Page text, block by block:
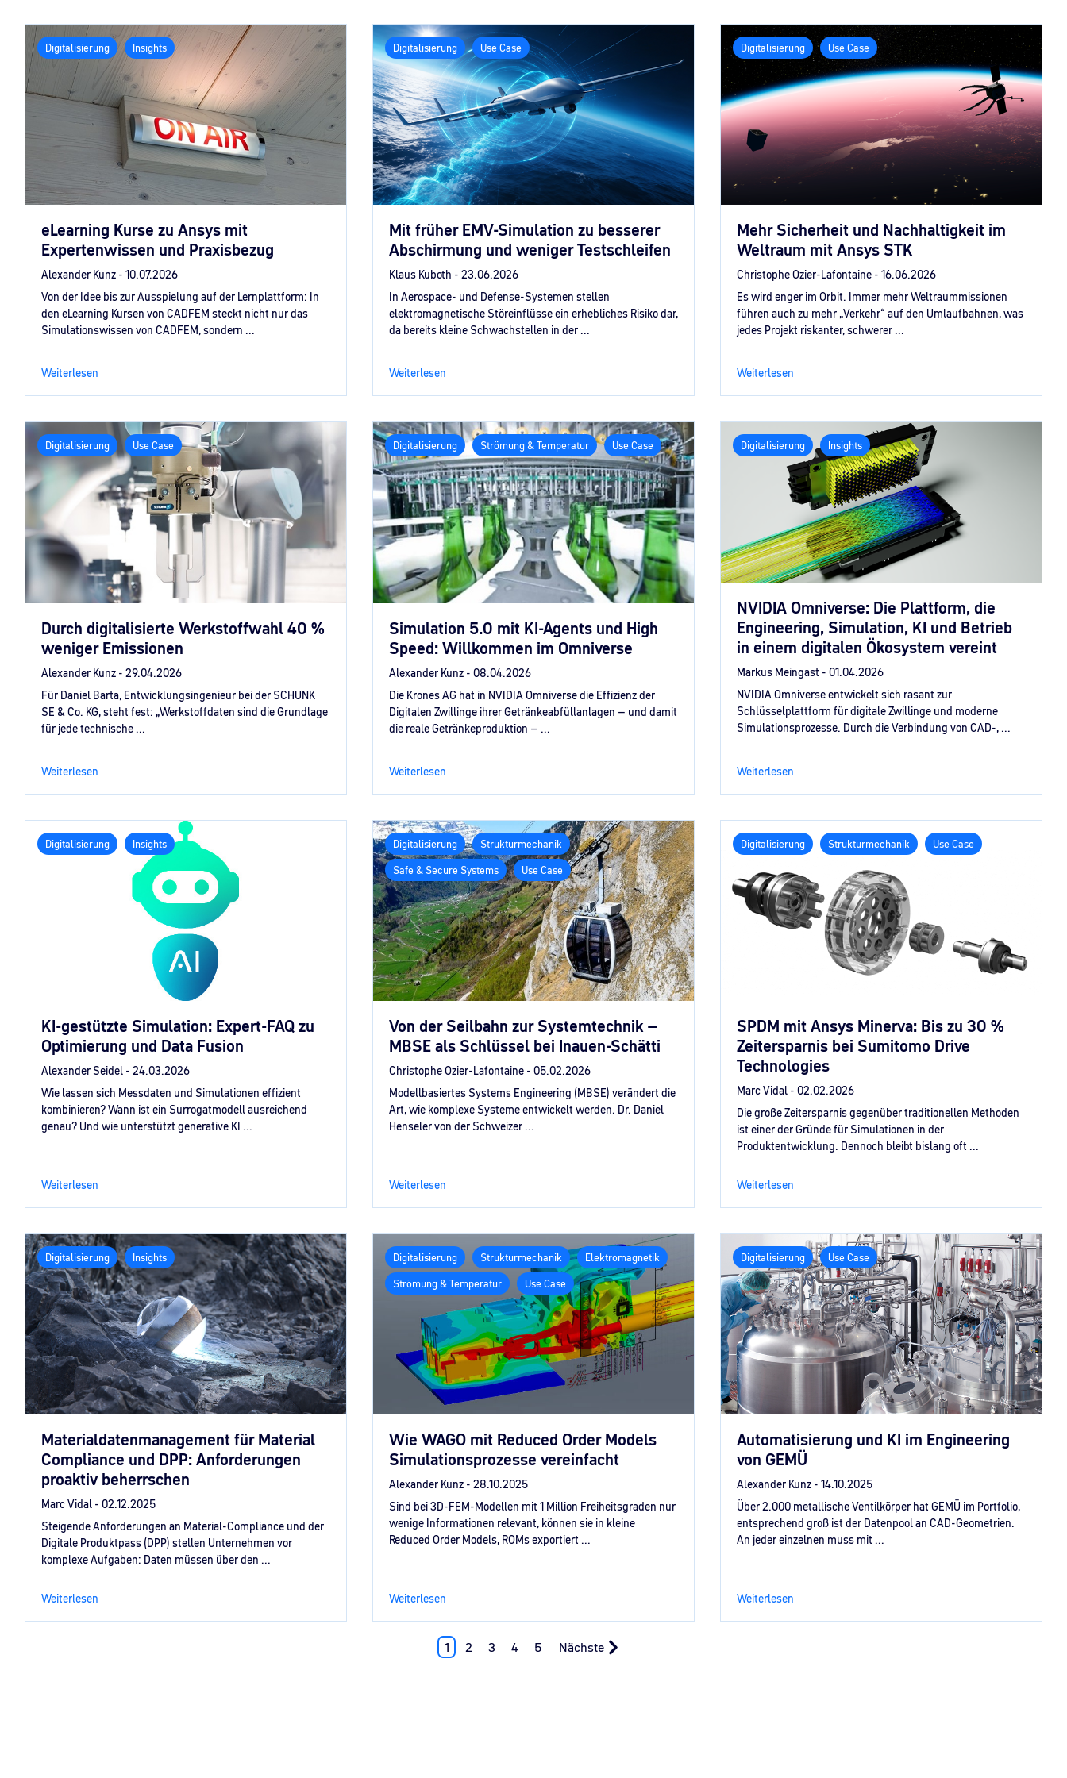
Digitalisierung Insights
eLearning Kurse zu Ansys mit
Expertenwissen und Praxisbezug
Alexander Kunz - 10.07.2026
Von der Idee bis zur Ausspielung auf der Lernplattform: In
den eLearning Kursen von CADFEM steckt nicht nur das
Simulationswissen von CADFEM, sondern ...
Weiterlesen
Digitalisierung Use Case
Mit früher EMV-Simulation zu besserer
Abschirmung und weniger Testschleifen
Klaus Kuboth - 23.06.2026
In Aerospace- und Defense-Systemen stellen
elektromagnetische Störeinflüsse ein erhebliches Risiko dar,
da bereits kleine Schwachstellen in der ...
Weiterlesen
Digitalisierung Use Case
Mehr Sicherheit und Nachhaltigkeit im
Weltraum mit Ansys STK
Christophe Ozier-Lafontaine - 16.06.2026
Es wird enger im Orbit. Immer mehr Weltraummissionen
führen auch zu mehr „Verkehr“ auf den Umlaufbahnen, was
jedes Projekt riskanter, schwerer ...
Weiterlesen
Digitalisierung Use Case
Durch digitalisierte Werkstoffwahl 40 %
weniger Emissionen
Alexander Kunz - 29.04.2026
Für Daniel Barta, Entwicklungsingenieur bei der SCHUNK
SE & Co. KG, steht fest: „Werkstoffdaten sind die Grundlage
für jede technische ...
Weiterlesen
Digitalisierung Strömung & Temperatur Use Case
Simulation 5.0 mit KI-Agents und High
Speed: Willkommen im Omniverse
Alexander Kunz - 08.04.2026
Die Krones AG hat in NVIDIA Omniverse die Effizienz der
Digitalen Zwillinge ihrer Getränkeabfüllanlagen – und damit
die reale Getränkeproduktion – ...
Weiterlesen
Digitalisierung Insights
NVIDIA Omniverse: Die Plattform, die
Engineering, Simulation, KI und Betrieb
in einem digitalen Ökosystem vereint
Markus Meingast - 01.04.2026
NVIDIA Omniverse entwickelt sich rasant zur
Schlüsselplattform für digitale Zwillinge und moderne
Simulationsprozesse. Durch die Verbindung von CAD-, ...
Weiterlesen
Digitalisierung Insights
KI‑gestützte Simulation: Expert‑FAQ zu
Optimierung und Data Fusion
Alexander Seidel - 24.03.2026
Wie lassen sich Messdaten und Simulationen effizient
kombinieren? Wann ist ein Surrogatmodell ausreichend
genau? Und wie unterstützt generative KI ...
Weiterlesen
Digitalisierung
Strukturmechanik
Safe & Secure Systems
Use Case
Von der Seilbahn zur Systemtechnik –
MBSE als Schlüssel bei Inauen-Schätti
Christophe Ozier-Lafontaine - 05.02.2026
Modellbasiertes Systems Engineering (MBSE) verändert die
Art, wie komplexe Systeme entwickelt werden. Dr. Daniel
Henseler von der Schweizer ...
Weiterlesen
Digitalisierung Strukturmechanik Use Case
SPDM mit Ansys Minerva: Bis zu 30 %
Zeitersparnis bei Sumitomo Drive
Technologies
Marc Vidal - 02.02.2026
Die große Zeitersparnis gegenüber traditionellen Methoden
ist einer der Gründe für Simulationen in der
Produktentwicklung. Dennoch bleibt bislang oft ...
Weiterlesen
Digitalisierung Insights
Materialdatenmanagement für Material
Compliance und DPP: Anforderungen
proaktiv beherrschen
Marc Vidal - 02.12.2025
Steigende Anforderungen an Material-Compliance und der
Digitale Produktpass (DPP) stellen Unternehmen vor
komplexe Aufgaben: Daten müssen über den ...
Weiterlesen
Digitalisierung Strukturmechanik
Elektromagnetik
Strömung & Temperatur
Use Case
Wie WAGO mit Reduced Order Models
Simulationsprozesse vereinfacht
Alexander Kunz - 28.10.2025
Sind bei 3D-FEM-Modellen mit 1 Million Freiheitsgraden nur
wenige Informationen relevant, können sie in kleine
Reduced Order Models, ROMs exportiert ...
Weiterlesen
Digitalisierung Use Case
Automatisierung und KI im Engineering
von GEMÜ
Alexander Kunz - 14.10.2025
Über 2.000 metallische Ventilkörper hat GEMÜ im Portfolio,
entsprechend groß ist der Datenpool an CAD-Geometrien.
An jeder einzelnen muss mit ...
Weiterlesen
1 2 3 4 5 Nächste